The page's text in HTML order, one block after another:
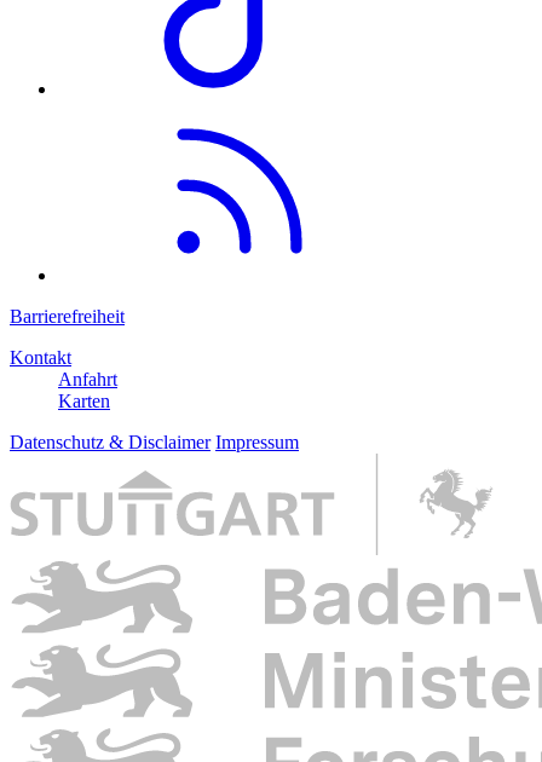
Barrierefreiheit
Kontakt
Anfahrt
Karten
Datenschutz & Disclaimer Impressum